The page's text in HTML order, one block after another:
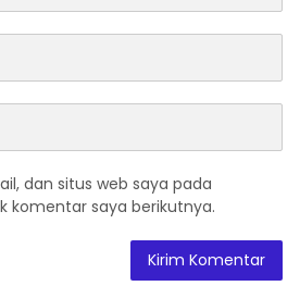
dan situs web saya pada
komentar saya berikutnya.